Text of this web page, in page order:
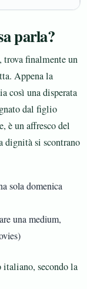
parla?
finalmente un
Appena la
così una disperata
dal figlio
è un affresco del
dignità si scontrano
sola domenica
una medium,
secondo la